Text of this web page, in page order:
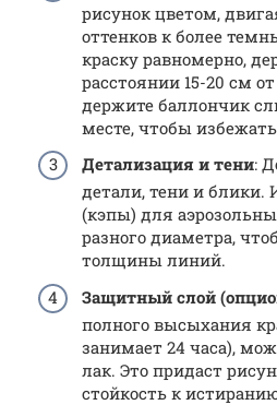
рисунок цветом,
оттенков к более
краску равномерно,
расстоянии 15-20 см
держите баллончик
месте, чтобы
Детализация и тени:
детали, тени и блики.
(кэпы) для
разного диаметра,
толщины линий.
Защитный слой
полного высыхания
занимает 24 часа),
лак. Это придаст
стойкость к